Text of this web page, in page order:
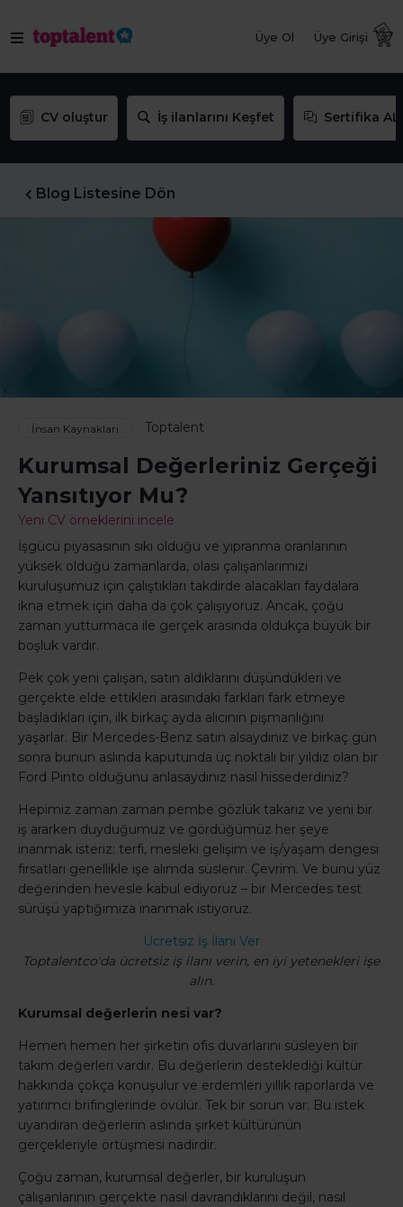
Üye Ol Üye Girişi
CV oluştur İş ilanlarını Keşfet Sertifika AL
Blog Listesine Dön
İnsan Kaynakları Toptalent
Kurumsal Değerleriniz Gerçeği
Yansıtıyor Mu?
Yeni CV örneklerini incele
İşgücü piyasasının sıkı olduğu ve yıpranma oranlarının
yüksek olduğu zamanlarda, olası çalışanlarımızı
kuruluşumuz için çalıştıkları takdirde alacakları faydalara
ikna etmek için daha da çok çalışıyoruz. Ancak, çoğu
zaman yutturmaca ile gerçek arasında oldukça büyük bir
boşluk vardır.
Pek çok yeni çalışan, satın aldıklarını düşündükleri ve
gerçekte elde ettikleri arasındaki farkları fark etmeye
başladıkları için, ilk birkaç ayda alıcının pişmanlığını
yaşarlar. Bir Mercedes-Benz satın alsaydınız ve birkaç gün
sonra bunun aslında kaputunda üç noktalı bir yıldız olan bir
Ford Pinto olduğunu anlasaydınız nasıl hissederdiniz?
Hepimiz zaman zaman pembe gözlük takarız ve yeni bir
iş ararken duyduğumuz ve gördüğümüz her şeye
inanmak isteriz: terfi, mesleki gelişim ve iş/yaşam dengesi
fırsatları genellikle işe alımda süslenir. Çevrim. Ve bunu yüz
değerinden hevesle kabul ediyoruz – bir Mercedes test
sürüşü yaptığımıza inanmak istiyoruz.
Ücretsiz İş İlanı Ver
Toptalentco'da ücretsiz iş ilanı verin, en iyi yetenekleri işe
alın.
Kurumsal değerlerin nesi var?
Hemen hemen her şirketin ofis duvarlarını süsleyen bir
takım değerleri vardır. Bu değerlerin desteklediği kültür
hakkında çokça konuşulur ve erdemleri yıllık raporlarda ve
yatırımcı brifinglerinde övülür. Tek bir sorun var: Bu istek
uyandıran değerlerin aslında şirket kültürünün
gerçekleriyle örtüşmesi nadirdir.
Çoğu zaman, kurumsal değerler, bir kuruluşun
çalışanlarının gerçekte nasıl davrandıklarını değil, nasıl